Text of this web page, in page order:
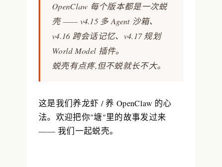
OpenClaw 每个版本都是一次蜕
壳 —— v4.15 多 Agent 沙箱、
v4.16 跨会话记忆、v4.17 规划
World Model 插件。
蜕壳有点疼,但不蜕就长不大。
这是我们养龙虾 / 养 OpenClaw 的心
法。欢迎把你"塘"里的故事发过来
—— 我们一起蜕壳。